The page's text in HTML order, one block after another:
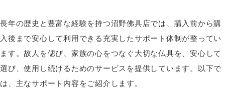
長年の歴史と豊富な経験を持つ沼野佛具店では、購入前から購
入後まで安心して利用できる充実したサポート体制が整ってい
ます。故人を偲び、家族の心をつなぐ大切な仏具を、安心して
選び、使用し続けるためのサービスを提供しています。以下で
は、主なサポート内容をご紹介します。